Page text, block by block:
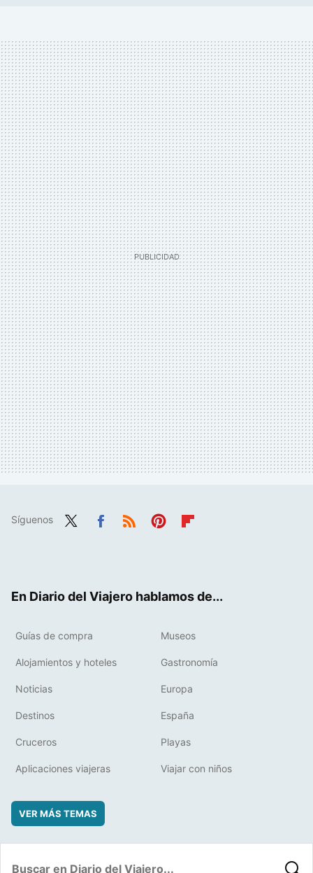
Síguenos
En Diario del Viajero hablamos de...
Guías de compra Museos
Alojamientos y hoteles Gastronomía
Noticias Europa
Destinos España
Cruceros Playas
Aplicaciones viajeras Viajar con niños
VER MÁS TEMAS